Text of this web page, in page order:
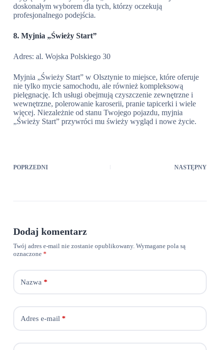
doskonałym wyborem dla tych, którzy oczekują
profesjonalnego podejścia.
8. Myjnia „Świeży Start”
Adres: al. Wojska Polskiego 30
Myjnia „Świeży Start” w Olsztynie to miejsce, które oferuje
nie tylko mycie samochodu, ale również kompleksową
pielęgnację. Ich usługi obejmują czyszczenie zewnętrzne i
wewnętrzne, polerowanie karoserii, pranie tapicerki i wiele
więcej. Niezależnie od stanu Twojego pojazdu, myjnia
„Świeży Start” przywróci mu świeży wygląd i nowe życie.
POPRZEDNI NASTĘPNY
Dodaj komentarz
Twój adres e-mail nie zostanie opublikowany. Wymagane pola są
oznaczone *
Nazwa *
Adres e-mail *